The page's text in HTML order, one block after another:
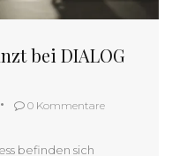
bei DIALOG
0 Kommentare
befinden sich